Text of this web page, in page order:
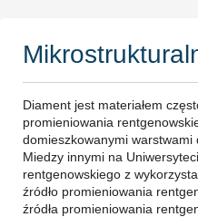
Diament jest materiałem
promieniowania
domieszkowanymi
Miedzy innymi na
rentgenowskiego z
źródło promieniowania
źródła promieniowania